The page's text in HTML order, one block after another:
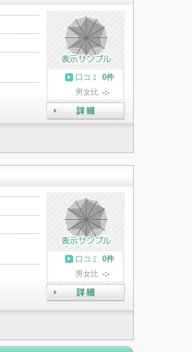
口コミ
0件
男女比 -:-
詳細
口コミ
0件
男女比 -:-